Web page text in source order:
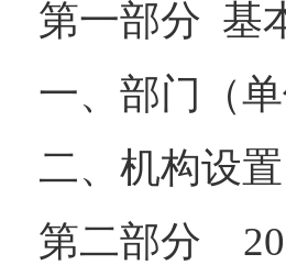
第一部分 基
一、部门（
二、机构设置
第二部分